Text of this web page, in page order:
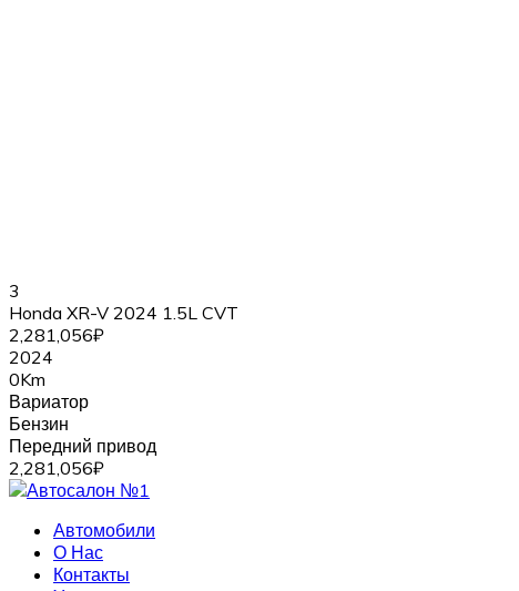
3
Honda XR-V 2024 1.5L CVT
2,281,056₽
2024
0Km
Вариатор
Бензин
Передний привод
2,281,056₽
Автомобили
О Нас
Контакты